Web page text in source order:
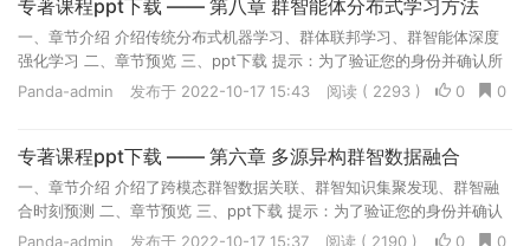
专著课程ppt下载 —— 第八章 群智能体分布式学习方法
一、章节介绍 介绍传统分布式机器学习、群体联邦学习、群智能体深度
强化学习 二、章节预览 三、ppt下载 提示：为了验证您的身份并确认所
提供教学资源为高校教学用途，请您先用学校邮箱进...
0
0
Panda-admin 发布于 2022-10-17 15:43 阅读 ( 2293 )
专著课程ppt下载 —— 第六章 多源异构群智数据融合
一、章节介绍 介绍了跨模态群智数据关联、群智知识集聚发现、群智融
合时刻预测 二、章节预览 三、ppt下载 提示：为了验证您的身份并确认
所提供教学资源为高校教学用途，请您先用学校邮箱...
0
0
Panda-admin 发布于 2022-10-17 15:37 阅读 ( 2190 )